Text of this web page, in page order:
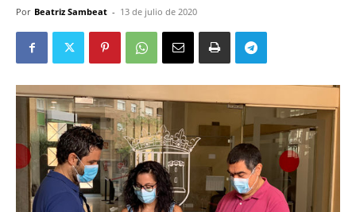
Por Beatriz Sambeat - 13 de julio de 2020